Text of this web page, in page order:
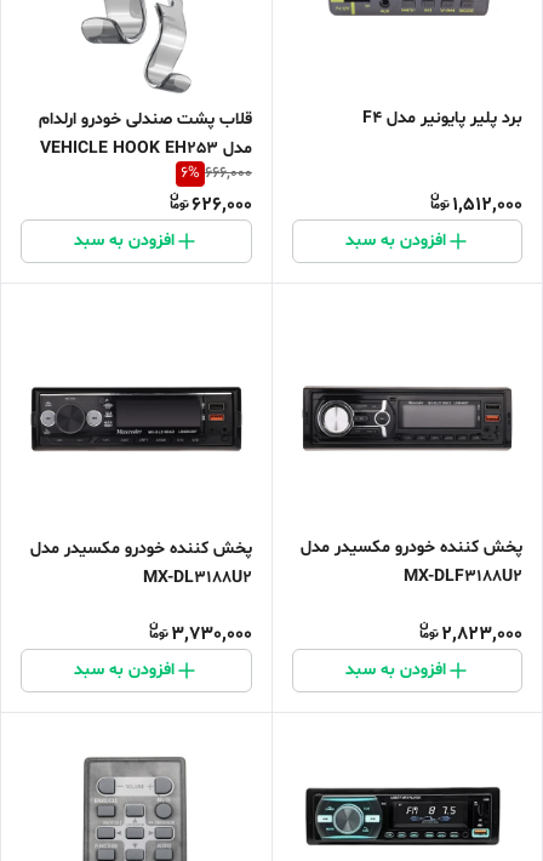
برد پلیر پایونیر مدل F4
1,512,000
افزودن به سبد
قلاب پشت صندلی خودرو ارلدام
مدل VEHICLE HOOK EH253
بسته دو عددی
666,000
6%
626,000
افزودن به سبد
پخش کننده خودرو مکسیدر مدل
MX-DLF3188U2
2,823,000
افزودن به سبد
پخش کننده خودرو مکسیدر مدل
MX-DL3188U2
3,730,000
افزودن به سبد